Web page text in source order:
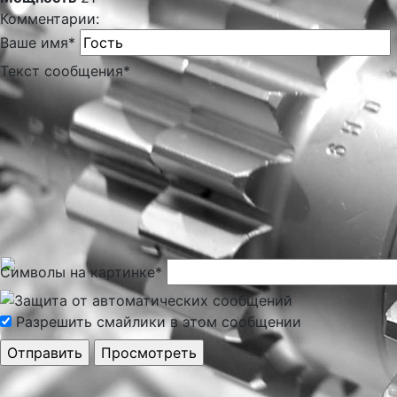
Комментарии:
Ваше имя*
Текст сообщения*
Символы на картинке*
Разрешить смайлики в этом сообщении